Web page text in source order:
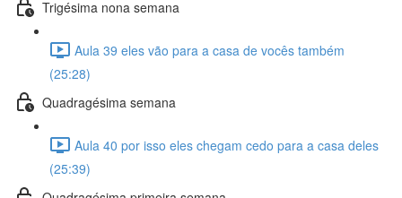
Trigésima nona semana
Aula 39 eles vão para a casa de vocês também
(25:28)
Quadragésima semana
Aula 40 por isso eles chegam cedo para a casa deles
(25:39)